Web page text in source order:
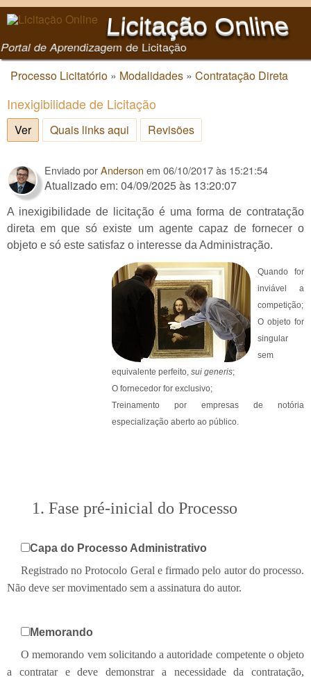
Pular para o conteúdo
principal
Licitação Online
Portal de Aprendizagem de Licitação
Você está aqui
Processo Licitatório » Modalidades » Contratação Direta
Inexigibilidade de Licitação
Ver(aba ativa)
Quais links aqui Revisões
Enviado porAnderson em 06/10/2017 às 15:21:54
Atualizado em: 04/09/2025 às 13:20:07
A inexigibilidade de licitação é uma forma de contratação
direta em que só existe um agente capaz de fornecer o
objeto e só este satisfaz o interesse da Administração.
Quando for
inviável a
competição;
O objeto for
singular
sem
equivalente perfeito,sui generis;
O fornecedor for exclusivo;
Treinamento por empresas de notória
especialização aberto ao público.
1. Fase pré-inicial do Processo
Capa do Processo Administrativo
Registrado no Protocolo Geral e firmado pelo autor do processo.
Não deve ser movimentado sem a assinatura do autor.
Memorando
O memorando vem solicitando a autoridade competente o objeto
a contratar e deve demonstrar a necessidade da contratação,